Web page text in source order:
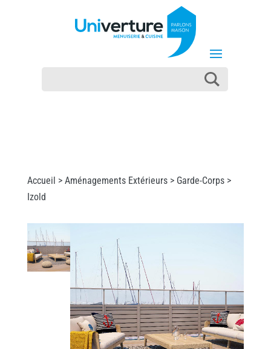
Accueil > Aménagements Extérieurs> Garde-Corps>
Izold